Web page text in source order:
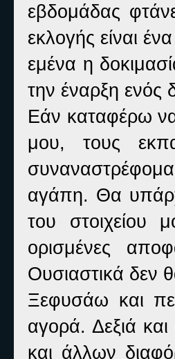
εβδομάδας
εκλογής είναι
εμένα η
την έναρξη ενός
Εάν καταφέρω
μου, τους
αγάπη. Θα
του στοιχείου
ορισμένες
Ουσιαστικά δεν
Ξεφυσάω και
αγορά. Δεξιά
και άλλων